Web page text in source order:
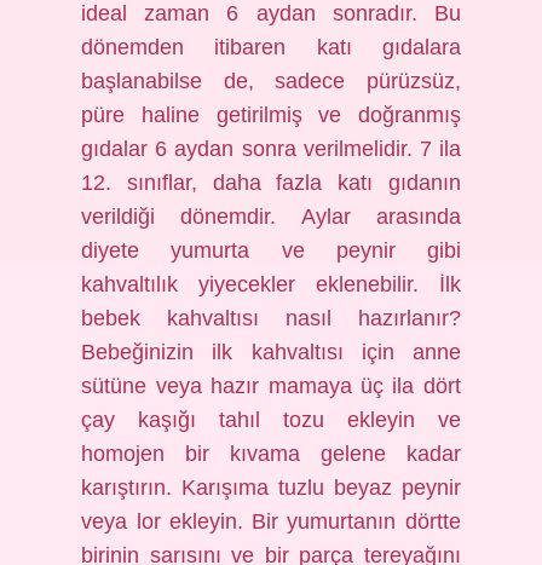
ideal zaman 6 aydan sonradır. Bu
dönemden itibaren katı gıdalara
başlanabilse de, sadece pürüzsüz,
püre haline getirilmiş ve doğranmış
gıdalar 6 aydan sonra verilmelidir. 7 ila
12. sınıflar, daha fazla katı gıdanın
verildiği dönemdir. Aylar arasında
diyete yumurta ve peynir gibi
kahvaltılık yiyecekler eklenebilir. İlk
bebek kahvaltısı nasıl hazırlanır?
Bebeğinizin ilk kahvaltısı için anne
sütüne veya hazır mamaya üç ila dört
çay kaşığı tahıl tozu ekleyin ve
homojen bir kıvama gelene kadar
karıştırın. Karışıma tuzlu beyaz peynir
veya lor ekleyin. Bir yumurtanın dörtte
birinin sarısını ve bir parça tereyağını